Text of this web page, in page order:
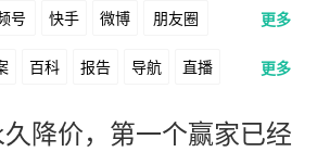
美食 家装 教育 婚纱
宠物 文娱 跨境 科技
宙 房地产
号 快手 微博 朋友圈
站 小红书 头条 知乎
百度 搜狗 爱奇艺 美柚
更多
百科 报告 导航 直播
话术 私域 社群
更多
降价，第一个赢家已经